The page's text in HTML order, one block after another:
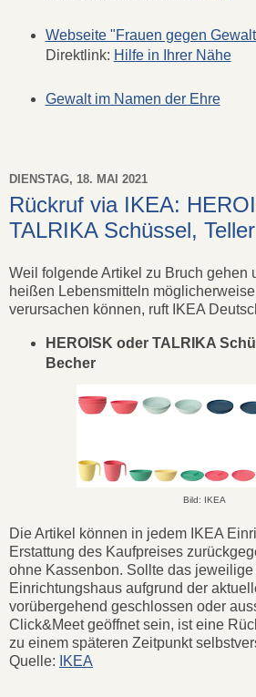
Webseite "Frauen gegen
Direktlink: Hilfe in Ihrer Nähe
Gewalt im Namen der Ehre
DIENSTAG, 18. MAI 2021
Rückruf via IKEA:
TALRIKA Schüssel,
Weil folgende Artikel zu Bruch gehen
heißen Lebensmitteln
verursachen können, ruft IKEA
HEROISK oder TALRIKA
Becher
Bild: IKEA
Die Artikel können in jedem IKEA
Erstattung des Kaufpreises
ohne Kassenbon. Sollte das jeweilige
Einrichtungshaus aufgrund der
vorübergehend geschlossen oder
Click&Meet geöffnet sein, ist eine
zu einem späteren Zeitpunkt
Quelle:
IKEA